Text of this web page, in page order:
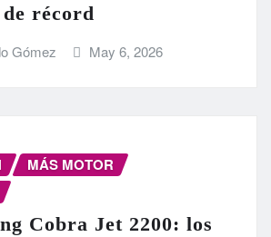
récord
Gómez May 6, 2026
MÁS MOTOR
Cobra Jet 2200: los